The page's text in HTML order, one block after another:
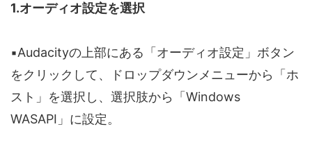
1.オーディオ設定を選択
▪️Audacityの上部にある「オーディオ設定」ボタン
をクリックして、ドロップダウンメニューから「ホ
スト」を選択し、選択肢から「Windows
WASAPI」に設定。